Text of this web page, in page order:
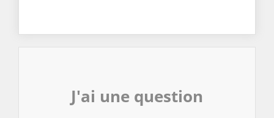
J'ai une question